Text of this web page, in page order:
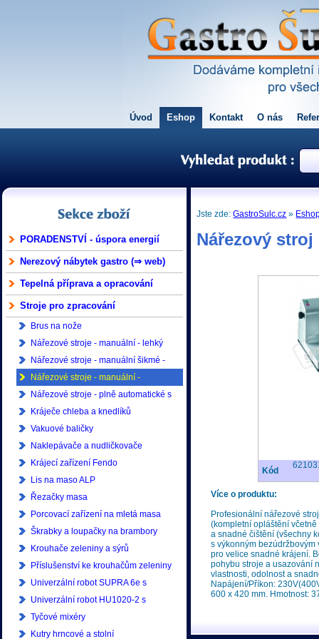
Úvod Eshop Kontakt O nás
PORADENSTVÍ - úspora energií
Nerezový nábytek gastro (⇒ web)
Tepelná příprava a opracování
Stroje pro zpracování
Brus na nože
Nářezové stroje - manuální - lehký
provoz
Nářezové stroje - manuální šikmé -
lehký provoz
Nářezové stroje - manuální -
profesionální
Nářezové stroje - plně automatické s
ukládáním - profesionální
Kráječe chleba a knedlíků
Vakuové baličky
Naklepávače a nudličkovače
Krájecí zařízení Fendo
Lis na maso ALP
Řezačky masa
Porcovací zařízení na mletá masa
Škrabky a loupačky na brambory
Krouhače zeleniny a sýrů
Příslušenství ke krouhačům zeleniny
Univerzální robot SUPRA 6e s
příslušenstvím
Univerzální robot HU1020-2 s
příslušenstvím
Tyčové mixéry
Kutry hrncové a stolní
Jste zde:GastroSulc.cz »
Nářezový stroj
Kód
Více o produktu:
Profesionální nářezové
(kompletní opláštění
a snadné čištění (všechny
s výkonným
pro velice snadné krájení.
pohybu stroje a usazování
vlastnosti, odolnost a
Napájení/Příkon:
600 x 420 mm. Hmotnost: